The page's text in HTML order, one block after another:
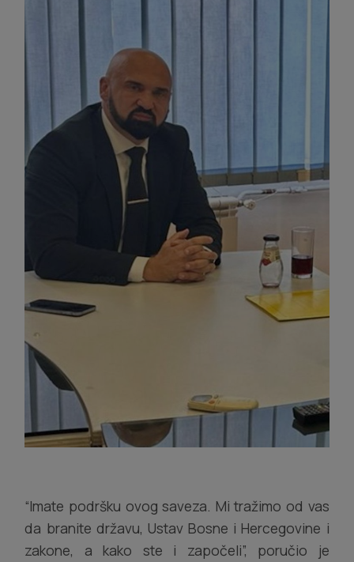
“Imate podršku ovog saveza. Mi tražimo od vas
da branite državu, Ustav Bosne i Hercegovine i
zakone, a kako ste i započeli”, poručio je